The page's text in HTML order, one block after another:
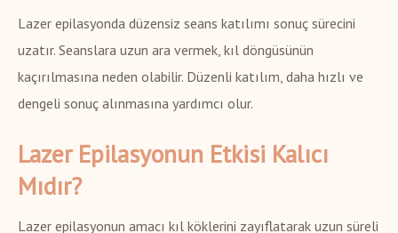
Lazer epilasyonda düzensiz seans katılımı sonuç sürecini
uzatır. Seanslara uzun ara vermek, kıl döngüsünün
kaçırılmasına neden olabilir. Düzenli katılım, daha hızlı ve
dengeli sonuç alınmasına yardımcı olur.
Lazer Epilasyonun Etkisi Kalıcı
Mıdır?
Lazer epilasyonun amacı kıl köklerini zayıflatarak uzun süreli